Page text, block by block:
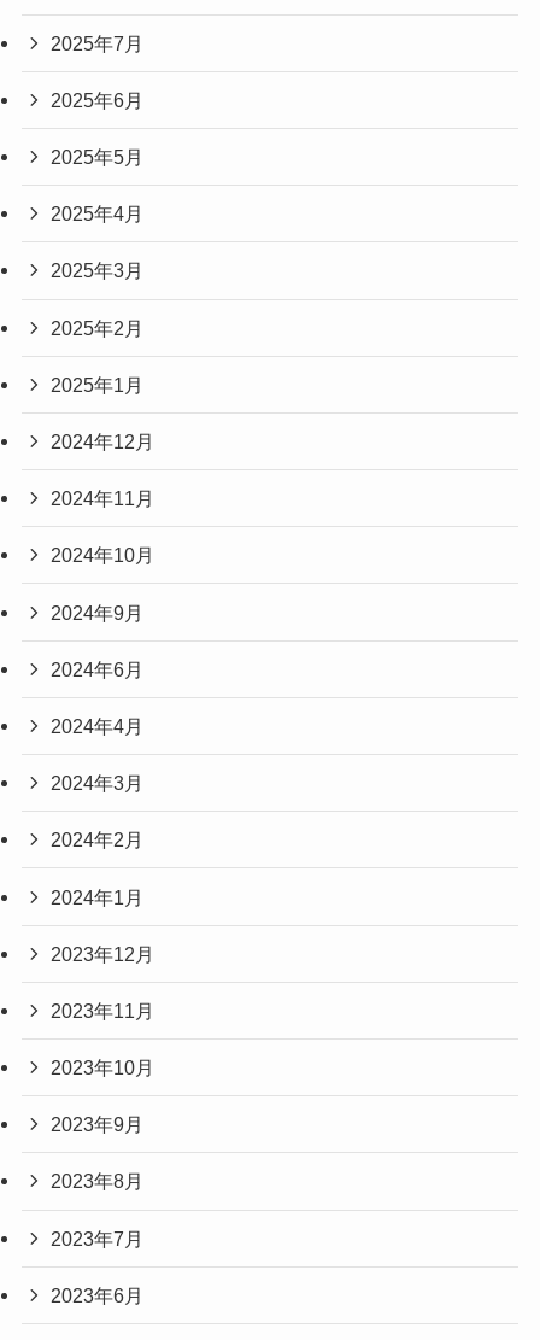
2025年7月
2025年6月
2025年5月
2025年4月
2025年3月
2025年2月
2025年1月
2024年12月
2024年11月
2024年10月
2024年9月
2024年6月
2024年4月
2024年3月
2024年2月
2024年1月
2023年12月
2023年11月
2023年10月
2023年9月
2023年8月
2023年7月
2023年6月